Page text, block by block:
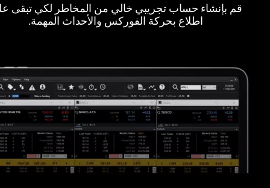
قم بإنشاء حساب تجريبي خالي من المخاطر لكي تبقى
اطلاع بحركة الفوركس والأحداث المهمة.